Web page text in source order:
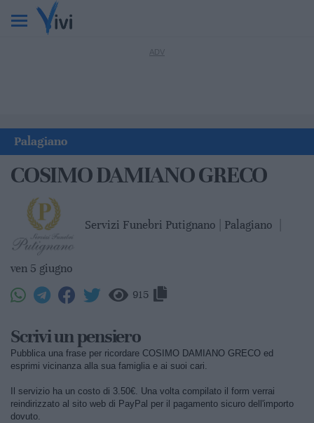
Palagiano
COSIMO DAMIANO GRECO
Servizi Funebri Putignano | Palagiano
ven 5 giugno
915
Scrivi un pensiero
Pubblica una frase per ricordare COSIMO DAMIANO GRECO ed
esprimi vicinanza alla sua famiglia e ai suoi cari.
Il servizio ha un costo di 3.50€. Una volta compilato il form verrai
reindirizzato al sito web di PayPal per il pagamento sicuro dell'importo
dovuto.